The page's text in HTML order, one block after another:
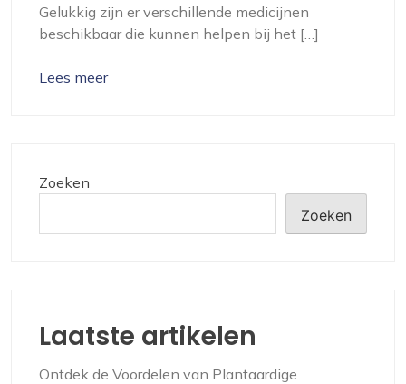
Gelukkig zijn er verschillende medicijnen
beschikbaar die kunnen helpen bij het […]
Lees meer
Zoeken
Zoeken
Laatste artikelen
Ontdek de Voordelen van Plantaardige